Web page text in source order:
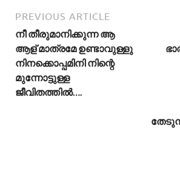
PREVIOUS ARTICLE
നീ തീരുമാനിക്കുന്ന ആ
ആള് മാത്രമേ ഉണ്ടാവുള്ളു
നിനക്കൊപ്പമിനി നിന്റെ
മുന്നോട്ടുള്ള
ജീവിതത്തിൽ….